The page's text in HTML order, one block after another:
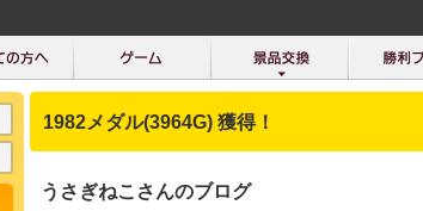
1982メダル(3964G) 獲得！
うさぎねこさんのブログ